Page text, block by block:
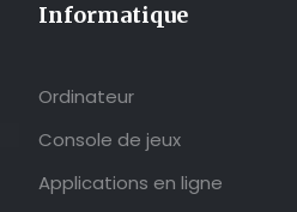
Informatique
Ordinateur
Console de jeux
Applications en ligne